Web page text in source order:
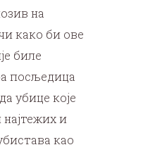
на
како би ове
биле
посљедица
убице које
и
као